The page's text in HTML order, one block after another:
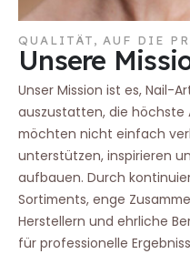
QUALITÄT, AUF DIE
Unsere
Unser Mission ist es, Nail-
auszustatten, die höchste
möchten nicht einfach
unterstützen, inspirieren
aufbauen. Durch
Sortiments, enge
Herstellern und ehrliche
für professionelle